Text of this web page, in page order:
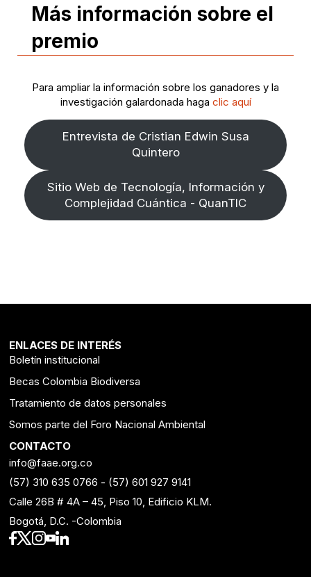
Más información sobre el
premio
Para ampliar la información sobre los ganadores y la
investigación galardonada haga clic aquí
Entrevista de Cristian Edwin Susa
Quintero
Sitio Web de Tecnología, Información y
Complejidad Cuántica - QuanTIC
ENLACES DE INTERÉS
Boletín institucional
Becas Colombia Biodiversa
Tratamiento de datos personales
Somos parte del Foro Nacional Ambiental
CONTACTO
info@faae.org.co
(57) 310 635 0766 - (57) 601 927 9141
Calle 26B # 4A – 45, Piso 10, Edificio KLM.
Bogotá, D.C. -Colombia